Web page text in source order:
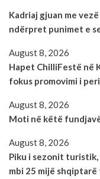
Kadriaj gjuan me
ndërpret punimet e
August 8, 2026
Hapet ChilliFestë në
fokus promovimi i
August 8, 2026
Moti në këtë
August 8, 2026
Piku i sezonit
mbi 25 mijë shqiptarë